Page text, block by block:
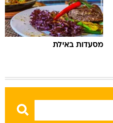
מסעדות באילת